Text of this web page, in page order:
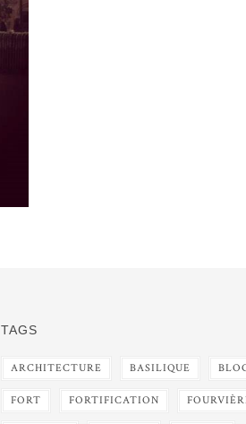
TAGS
ARCHITECTURE BASILIQUE
FORT FORTIFICATION